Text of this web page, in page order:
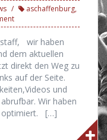
aschaffenburg,
wir haben
dem aktuellen
direkt den Weg zu
auf der Seite.
und
Wir haben
optimiert. […]